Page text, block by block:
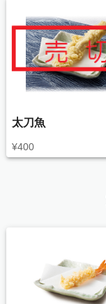
太刀魚
¥400